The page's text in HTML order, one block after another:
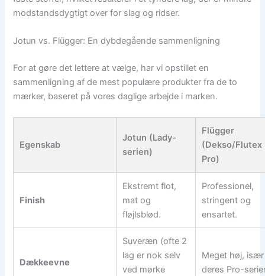
modstandsdygtigt over for slag og ridser.
Jotun vs. Flügger: En dybdegående sammenligning
For at gøre det lettere at vælge, har vi opstillet en
sammenligning af de mest populære produkter fra de to
mærker, baseret på vores daglige arbejde i marken.
Egenskab
Jotun (Lady-
serien)
Flügger
(Dekso/Flutex
Pro)
Finish
Ekstremt flot,
mat og
fløjlsblød.
Professionel,
stringent og
ensartet.
Dækkeevne
Suveræn (ofte 2
lag er nok selv
ved mørke
Meget høj,
deres Pro-